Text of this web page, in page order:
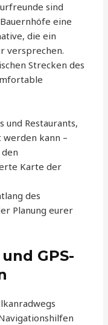
sind
eine
die ein
versprechen.
Strecken des
und Restaurants,
kann –
Karte der
des
Planung eurer
GPS-